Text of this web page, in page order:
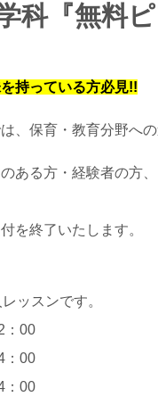
科『無料
持っている方必見!!
、保育・教育分野へ
ある方・経験者の方
を終了いたします。
ッスンです。
：00
：00
：00